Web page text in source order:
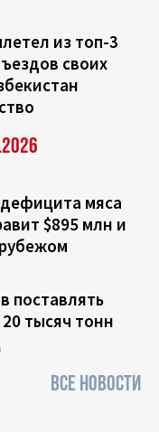
из топ-3
своих
мяса
$895 млн и
поставлять
тысяч тонн
ВСЕ НОВОСТИ